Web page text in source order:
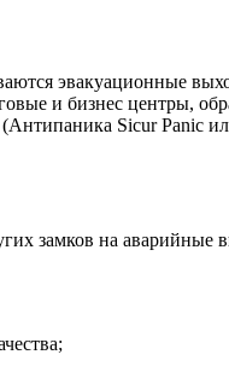
эвакуационные
и бизнес центры,
Sicur Panic
замков на аварийные